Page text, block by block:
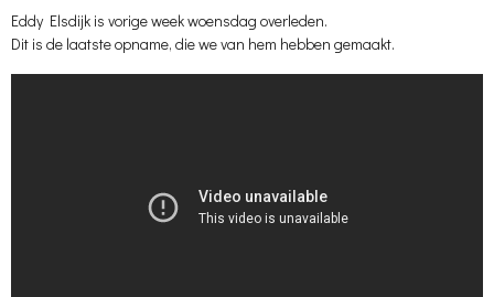
Eddy Elsdijk is vorige week woensdag overleden.
Dit is de laatste opname, die we van hem hebben gemaakt.